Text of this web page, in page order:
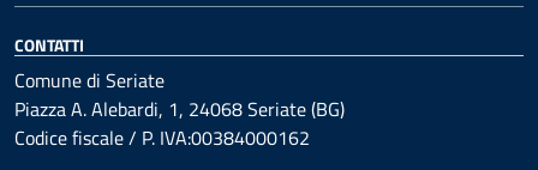
CONTATTI
Comune di Seriate
Piazza A. Alebardi, 1, 24068 Seriate (BG)
Codice fiscale / P. IVA:00384000162